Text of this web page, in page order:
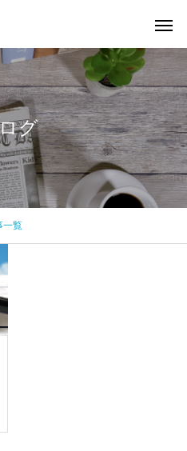
グ
一覧